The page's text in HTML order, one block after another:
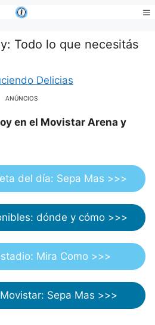
Todo lo que necesitás
Delicias
ANÚNCIOS
en el Movistar Arena y
del día: Sepa Mas >>>
dónde y cómo >>>
Mira Como >>>
Sepa Mas >>>